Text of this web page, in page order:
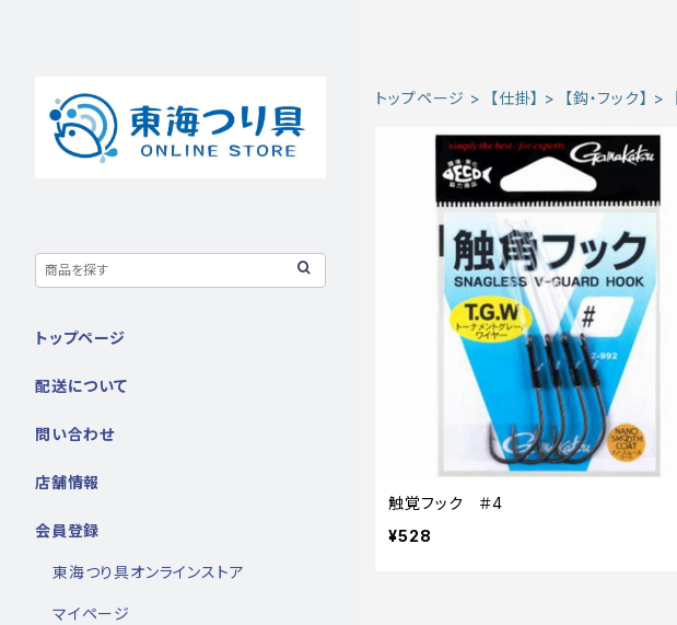
トップページ 【仕掛】 【鈎・フック】
触覚フック ＃4
¥528
トップページ
配送について
問い合わせ
店舗情報
会員登録
東海つり具オンラインストア
マイページ